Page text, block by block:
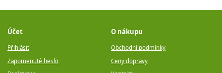
Účet
Přihlásit
Zapomenuté heslo
O nákupu
Obchodní podmínky
Ceny dopravy